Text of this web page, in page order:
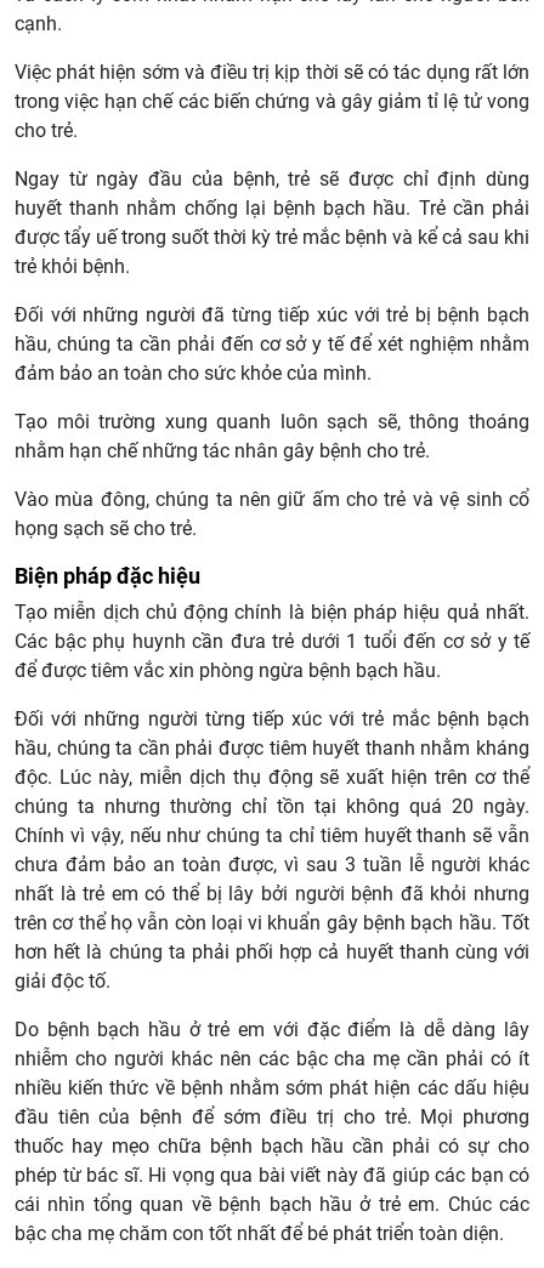
cạnh.
Việc phát hiện sớm và điều trị kịp thời sẽ có tác dụng rất lớn
trong việc hạn chế các biến chứng và gây giảm tỉ lệ tử vong
cho trẻ.
Ngay từ ngày đầu của bệnh, trẻ sẽ được chỉ định dùng
huyết thanh nhằm chống lại bệnh bạch hầu. Trẻ cần phải
được tẩy uế trong suốt thời kỳ trẻ mắc bệnh và kể cả sau khi
trẻ khỏi bệnh.
Đối với những người đã từng tiếp xúc với trẻ bị bệnh bạch
hầu, chúng ta cần phải đến cơ sở y tế để xét nghiệm nhằm
đảm bảo an toàn cho sức khỏe của mình.
Tạo môi trường xung quanh luôn sạch sẽ, thông thoáng
nhằm hạn chế những tác nhân gây bệnh cho trẻ.
Vào mùa đông, chúng ta nên giữ ấm cho trẻ và vệ sinh cổ
họng sạch sẽ cho trẻ.
Biện pháp đặc hiệu
Tạo miễn dịch chủ động chính là biện pháp hiệu quả nhất.
Các bậc phụ huynh cần đưa trẻ dưới 1 tuổi đến cơ sở y tế
để được tiêm vắc xin phòng ngừa bệnh bạch hầu.
Đối với những người từng tiếp xúc với trẻ mắc bệnh bạch
hầu, chúng ta cần phải được tiêm huyết thanh nhằm kháng
độc. Lúc này, miễn dịch thụ động sẽ xuất hiện trên cơ thể
chúng ta nhưng thường chỉ tồn tại không quá 20 ngày.
Chính vì vậy, nếu như chúng ta chỉ tiêm huyết thanh sẽ vẫn
chưa đảm bảo an toàn được, vì sau 3 tuần lễ người khác
nhất là trẻ em có thể bị lây bởi người bệnh đã khỏi nhưng
trên cơ thể họ vẫn còn loại vi khuẩn gây bệnh bạch hầu. Tốt
hơn hết là chúng ta phải phối hợp cả huyết thanh cùng với
giải độc tố.
Do bệnh bạch hầu ở trẻ em với đặc điểm là dễ dàng lây
nhiễm cho người khác nên các bậc cha mẹ cần phải có ít
nhiều kiến thức về bệnh nhằm sớm phát hiện các dấu hiệu
đầu tiên của bệnh để sớm điều trị cho trẻ. Mọi phương
thuốc hay mẹo chữa bệnh bạch hầu cần phải có sự cho
phép từ bác sĩ. Hi vọng qua bài viết này đã giúp các bạn có
cái nhìn tổng quan về bệnh bạch hầu ở trẻ em. Chúc các
bậc cha mẹ chăm con tốt nhất để bé phát triển toàn diện.